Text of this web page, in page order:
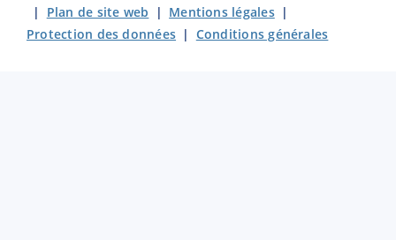
| Plan de site web | Mentions légales|
Protection des données | Conditions générales